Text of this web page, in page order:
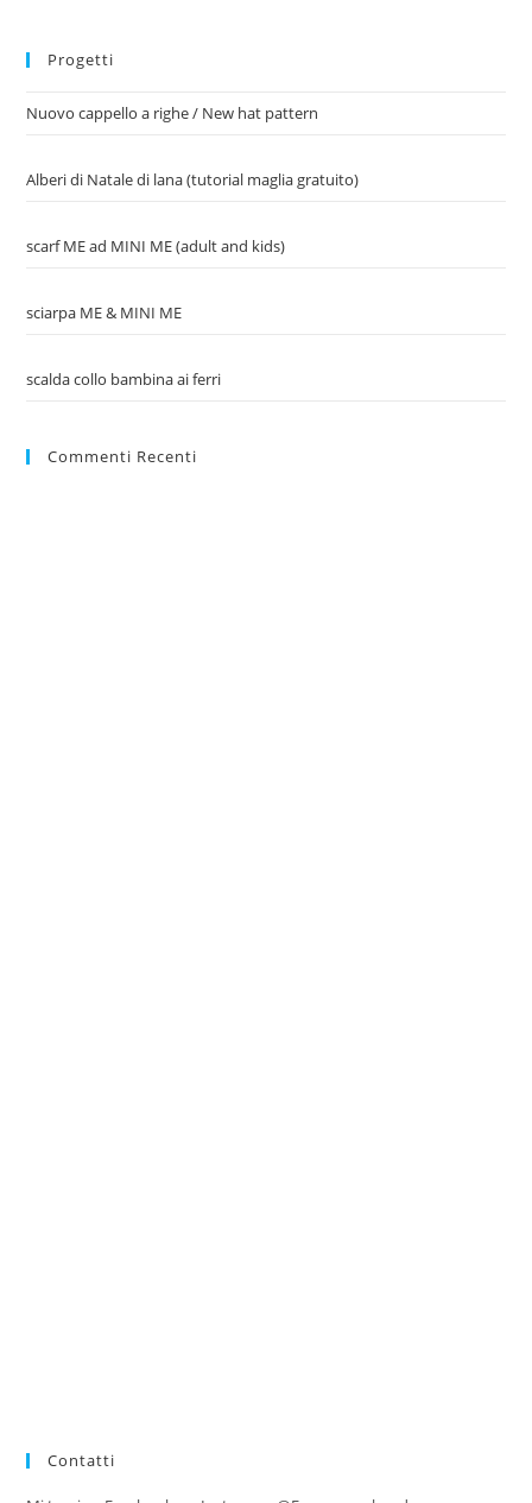
Progetti
Nuovo cappello a righe / New hat pattern
Alberi di Natale di lana (tutorial maglia gratuito)
scarf ME ad MINI ME (adult and kids)
sciarpa ME & MINI ME
scalda collo bambina ai ferri
Commenti Recenti
Contatti